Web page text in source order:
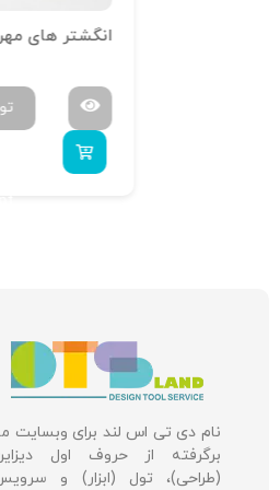
انگشتر های
نام دی تی اس لند برای وبسایت
برگرفته از حروف اول
(طراحی)، تول (ابزار) و